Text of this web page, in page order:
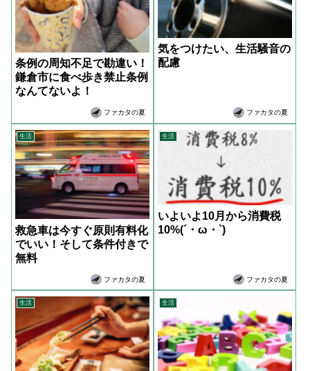
条例の周知不足で勘違い！
鎌倉市に食べ歩き禁止条例
なんてないよ！
ファカタの夏
気をつけたい、生活騒音の
配慮
ファカタの夏
生活
救急車は今すぐ原則有料化
でいい！そして条件付きで
無料
ファカタの夏
生活
いよいよ10月から消費税
10%(´・ω・`)
ファカタの夏
生活 生活